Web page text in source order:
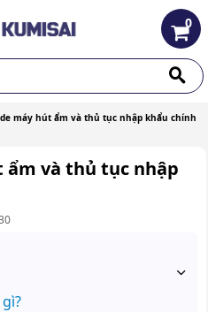
0
máy hút ẩm và thủ tục nhập khẩu chính
ẩm và thủ tục nhập